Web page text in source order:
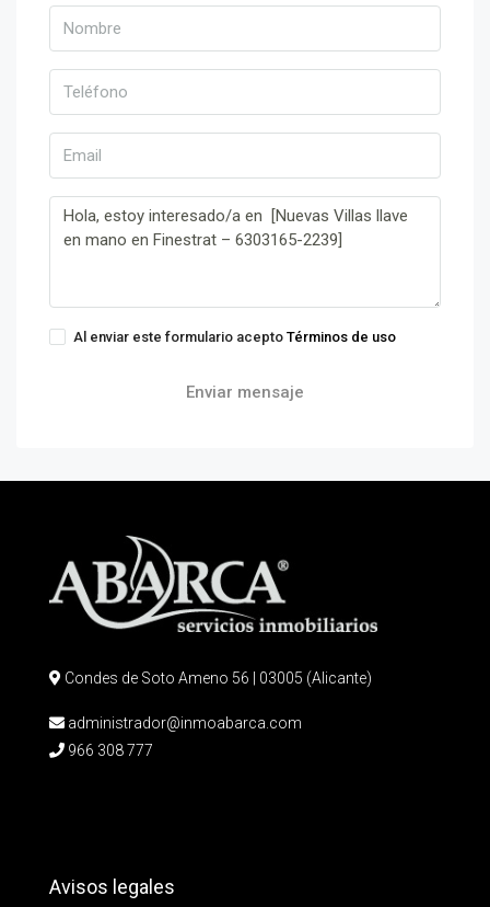
Al enviar este formulario acepto Términos de uso
Enviar mensaje
Condes de Soto Ameno 56 | 03005 (Alicante)
administrador@inmoabarca.com
966 308 777
Avisos legales